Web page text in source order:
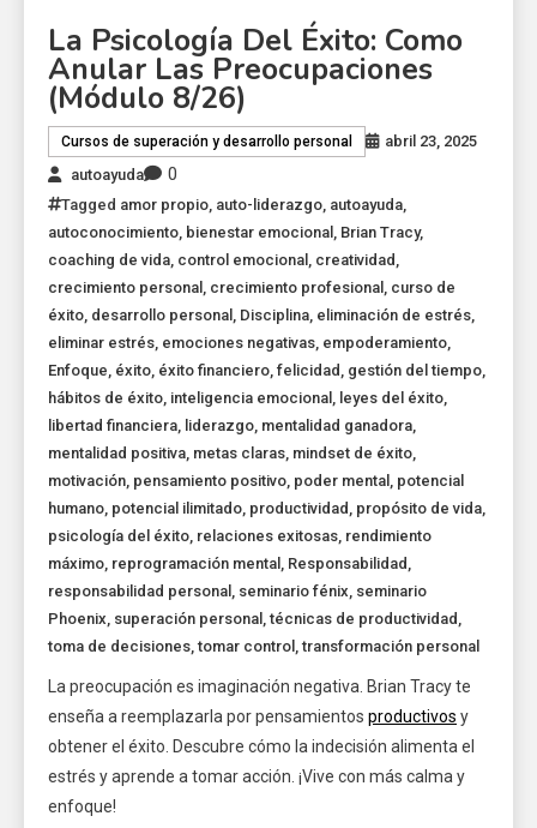
La Psicología Del Éxito: Como
Anular Las Preocupaciones
(Módulo 8/26)
Cursos de superación y desarrollo personal
abril 23, 2025
autoayuda
0
Tagged amor propio, auto-liderazgo, autoayuda,
autoconocimiento, bienestar emocional , Brian Tracy,
coaching de vida, control emocional , creatividad ,
crecimiento personal , crecimiento profesional , curso de
éxito, desarrollo personal , Disciplina, eliminación de estrés,
eliminar estrés, emociones negativas, empoderamiento,
Enfoque, éxito, éxito financiero, felicidad , gestión del tiempo,
hábitos de éxito, inteligencia emocional , leyes del éxito,
libertad financiera, liderazgo, mentalidad ganadora,
mentalidad positiva, metas claras, mindset de éxito,
motivación, pensamiento positivo, poder mental , potencial
humano, potencial ilimitado, productividad , propósito de vida,
psicología del éxito, relaciones exitosas, rendimiento
máximo, reprogramación mental , Responsabilidad ,
responsabilidad personal , seminario fénix, seminario
Phoenix, superación personal ,técnicas de productividad ,
toma de decisiones,tomar control ,transformación personal
La preocupación es imaginación negativa. Brian Tracy te
enseña a reemplazarla por pensamientos productivos y
obtener el éxito. Descubre cómo la indecisión alimenta el
estrés y aprende a tomar acción. ¡Vive con más calma y
enfoque!